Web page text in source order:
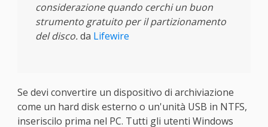
considerazione quando cerchi un buon
strumento gratuito per il partizionamento
del disco.da Lifewire
Se devi convertire un dispositivo di archiviazione
come un hard disk esterno o un'unità USB in NTFS,
inseriscilo prima nel PC. Tutti gli utenti Windows